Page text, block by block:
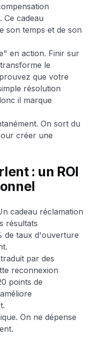
Ce cadeau
son temps et de son
en action. Finir sur
le
que votre
résolution
il marque
On sort du
créer une
: un ROI
cadeau réclamation
résultats
de taux d'ouverture
par des
reconnexion
points de
On ne dépense